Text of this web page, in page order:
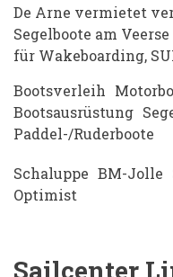
De Arne vermietet
Segelboote am
für Wakeboarding,
Bootsverleih
Bootsausrüstung
Paddel-/Ruderboote
Schaluppe BM-Jolle
Optimist
Sailcenter